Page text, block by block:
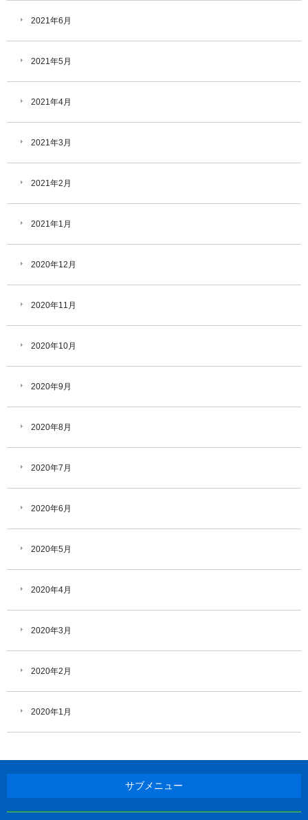
2021年6月
2021年5月
2021年4月
2021年3月
2021年2月
2021年1月
2020年12月
2020年11月
2020年10月
2020年9月
2020年8月
2020年7月
2020年6月
2020年5月
2020年4月
2020年3月
2020年2月
2020年1月
サブメニュー